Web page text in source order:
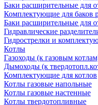
Баки расширительные для
Комплектующие для баков
Баки расширительные
Гидравлические
Гидрострелки и
Котлы
Газоходы (к газовым
Дымоходы (к
Комплектующие для котлов
Котлы газовые напольные
Котлы газовые настенные
Котлы твердотопливные